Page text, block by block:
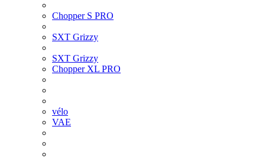
Chopper S PRO
SXT Grizzy
SXT Grizzy
Chopper XL PRO
vélo
VAE